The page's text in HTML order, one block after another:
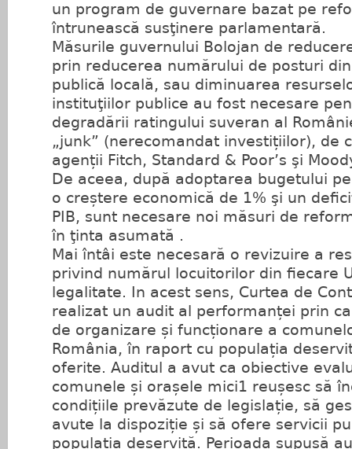
un program de guvernare bazat pe
întrunească susţinere parlamentară.
Măsurile guvernului Bolojan de
prin reducerea numărului de posturi
publică locală, sau diminuarea
instituţiilor publice au fost necesare
degradării ratingului suveran al
„junk” (nerecomandat investițiilor), de
agenții Fitch, Standard & Poor’s şi
De aceea, după adoptarea bugetului
o creștere economică de 1% şi un
PIB, sunt necesare noi măsuri de
în ţinta asumată .
Mai întâi este necesară o revizuire a
privind numărul locuitorilor din fiecare
legalitate. In acest sens, Curtea de
realizat un audit al performanței prin
de organizare și funcționare a
România, în raport cu populația
oferite. Auditul a avut ca obiective
comunele și orașele mici1 reușesc să
condițiile prevăzute de legislație, să
avute la dispoziție și să ofere servicii
populația deservită. Perioada supusă